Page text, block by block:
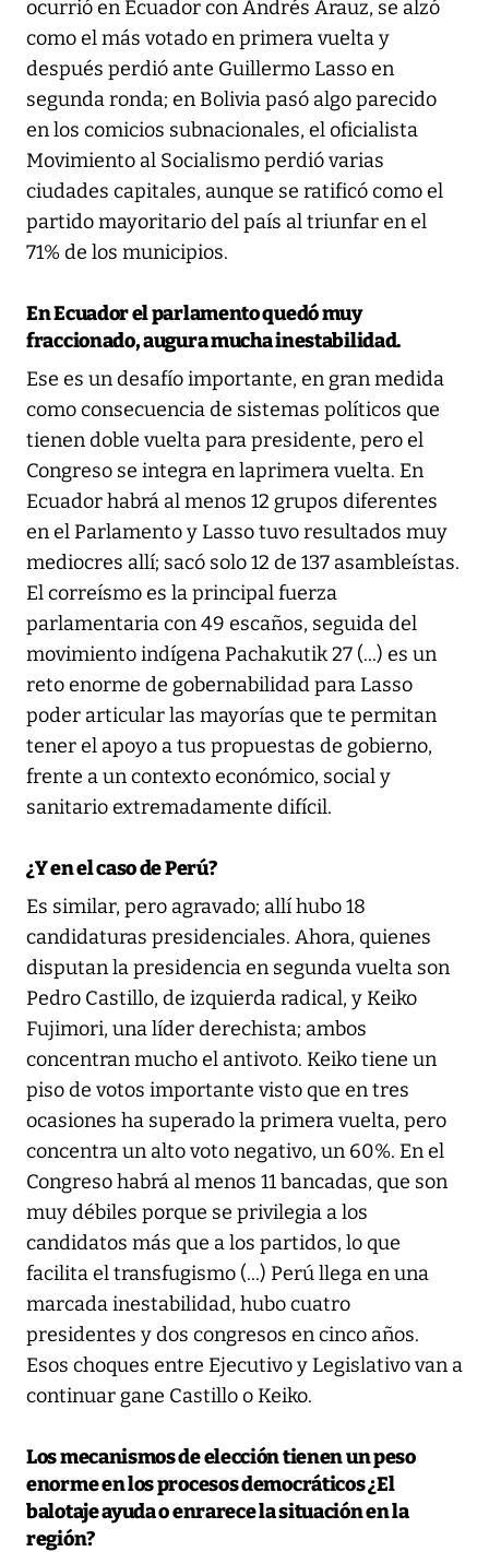
ocurrió en Ecuador con Andrés Arauz, se alzó
como el más votado en primera vuelta y
después perdió ante Guillermo Lasso en
segunda ronda; en Bolivia pasó algo parecido
en los comicios subnacionales, el oficialista
Movimiento al Socialismo perdió varias
ciudades capitales, aunque se ratificó como el
partido mayoritario del país al triunfar en el
71% de los municipios.
En Ecuador el parlamento quedó muy
fraccionado, augura mucha inestabilidad.
Ese es un desafío importante, en gran medida
como consecuencia de sistemas políticos que
tienen doble vuelta para presidente, pero el
Congreso se integra en laprimera vuelta. En
Ecuador habrá al menos 12 grupos diferentes
en el Parlamento y Lasso tuvo resultados muy
mediocres allí; sacó solo 12 de 137 asambleístas.
El correísmo es la principal fuerza
parlamentaria con 49 escaños, seguida del
movimiento indígena Pachakutik 27 (...) es un
reto enorme de gobernabilidad para Lasso
poder articular las mayorías que te permitan
tener el apoyo a tus propuestas de gobierno,
frente a un contexto económico, social y
sanitario extremadamente difícil.
¿Y en el caso de Perú?
Es similar, pero agravado; allí hubo 18
candidaturas presidenciales. Ahora, quienes
disputan la presidencia en segunda vuelta son
Pedro Castillo, de izquierda radical, y Keiko
Fujimori, una líder derechista; ambos
concentran mucho el antivoto. Keiko tiene un
piso de votos importante visto que en tres
ocasiones ha superado la primera vuelta, pero
concentra un alto voto negativo, un 60%. En el
Congreso habrá al menos 11 bancadas, que son
muy débiles porque se privilegia a los
candidatos más que a los partidos, lo que
facilita el transfugismo (...) Perú llega en una
marcada inestabilidad, hubo cuatro
presidentes y dos congresos en cinco años.
Esos choques entre Ejecutivo y Legislativo van a
continuar gane Castillo o Keiko.
Los mecanismos de elección tienen un peso
enorme en los procesos democráticos ¿El
balotaje ayuda o enrarece la situación en la
región?